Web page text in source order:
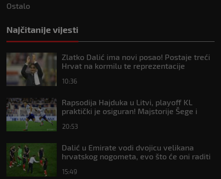
Ostalo
Najčitanije vijesti
Zlatko Dalić ima novi posao! Postaje treći
Hrvat na kormilu te reprezentacije
10:36
Rapsodija Hajduka u Litvi, playoff KL
praktički je osiguran! Majstorije Šege i
20:53
Dalić u Emirate vodi dvojicu velikana
hrvatskog nogometa, evo što će oni raditi
15:49